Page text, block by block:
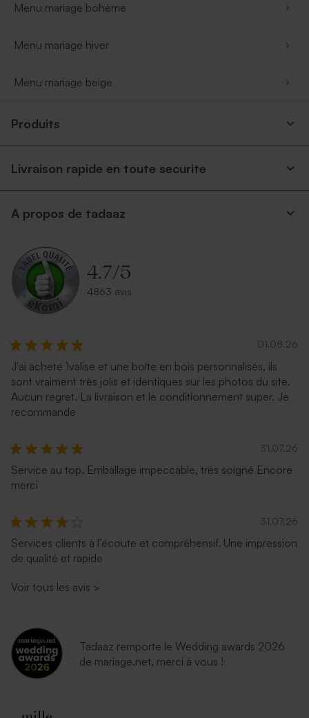
Menu mariage bohème
Menu mariage hiver
Menu mariage beige
Produits
Livraison rapide en toute securite
A propos de tadaaz
4.7/5
4863 avis
01.08.26
J'ai acheté 1valise et une boîte en bois personnalisés, ils
sont vraiment très jolis et identiques sur les photos du site.
Aucun regret. La livraison et le conditionnement super. Je
recommande
31.07.26
Service au top. Emballage impeccable, très soigné Encore
merci
31.07.26
Services clients à l’écoute et compréhensif. Une impression
de qualité et rapide
Voir tous les avis >
Tadaaz remporte le Wedding awards 2026
de mariage.net, merci à vous !